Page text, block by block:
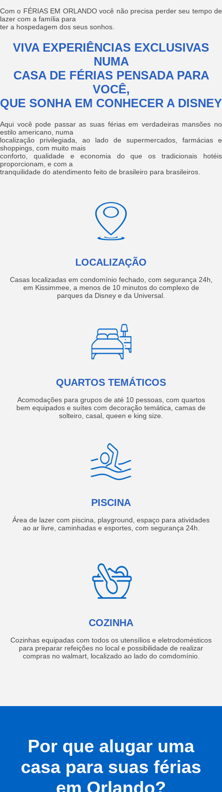
Com o FÉRIAS EM ORLANDO você não precisa perder seu tempo de
lazer com a família para
ter a hospedagem dos seus sonhos.
VIVA EXPERIÊNCIAS EXCLUSIVAS
NUMA
CASA DE FÉRIAS PENSADA PARA
VOCÊ,
QUE SONHA EM CONHECER A DISNEY
Aqui você pode passar as suas férias em verdadeiras mansões no
estilo americano, numa
localização privilegiada, ao lado de supermercados, farmácias e
shoppings, com muito mais
conforto, qualidade e economia do que os tradicionais hotéis
proporcionam, e com a
tranquilidade do atendimento feito de brasileiro para brasileiros.
LOCALIZAÇÃO
Casas localizadas em condomínio fechado, com segurança 24h,
em Kissimmee, a menos de 10 minutos do complexo de
parques da Disney e da Universal.
QUARTOS TEMÁTICOS
Acomodações para grupos de até 10 pessoas, com quartos
bem equipados e suítes com decoração temática, camas de
solteiro, casal, queen e king size.
PISCINA
Área de lazer com piscina, playground, espaço para atividades
ao ar livre, caminhadas e esportes, com segurança 24h.
COZINHA
Cozinhas equipadas com todos os utensílios e eletrodomésticos
para preparar refeições no local e possibilidade de realizar
compras no walmart, localizado ao lado do comdomínio.
Por que alugar uma
casa para suas férias
em Orlando?